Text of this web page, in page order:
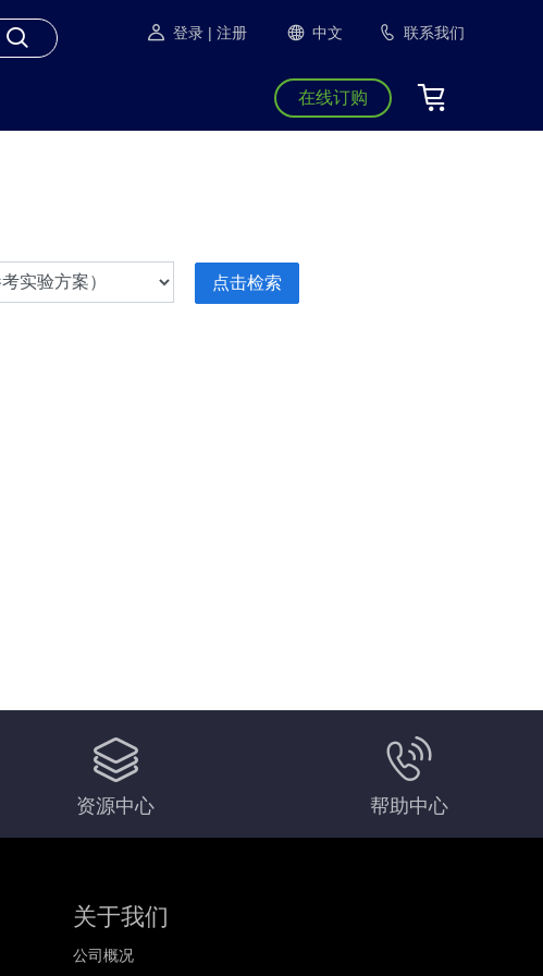
登录 | 注册 中文 联系我们
在线订购
资源中心 帮助中心
关于我们
公司概况